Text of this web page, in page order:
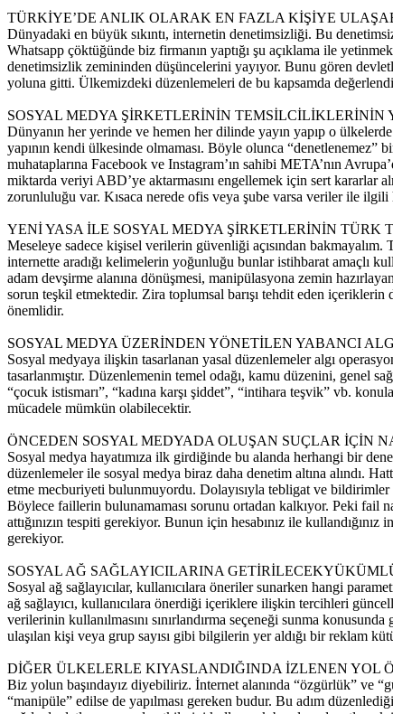
TÜRKİYE’DE ANLIK OLARAK EN FAZLA KİŞİYE
Dünyadaki en büyük sıkıntı, internetin denetimsizliği. Bu
Whatsapp çöktüğünde biz firmanın yaptığı şu açıklama ile
denetimsizlik zemininden düşüncelerini yayıyor. Bunu gören
yoluna gitti. Ülkemizdeki düzenlemeleri de bu kapsamda
SOSYAL MEDYA ŞİRKETLERİNİN
Dünyanın her yerinde ve hemen her dilinde yayın yapıp o
yapının kendi ülkesinde olmaması. Böyle olunca “denetlenemez”
muhataplarına Facebook ve Instagram’ın sahibi META’nın
miktarda veriyi ABD’ye aktarmasını engellemek için sert kararlar
zorunluluğu var. Kısaca nerede ofis veya şube varsa veriler ile
YENİ YASA İLE SOSYAL MEDYA ŞİRKETLERİNİN
Meseleye sadece kişisel verilerin güvenliği açısından
internette aradığı kelimelerin yoğunluğu bunlar istihbarat amaçlı
adam devşirme alanına dönüşmesi, manipülasyona zemin
sorun teşkil etmektedir. Zira toplumsal barışı tehdit eden
önemlidir.
SOSYAL MEDYA ÜZERİNDEN YÖNETİLEN YABANCI
Sosyal medyaya ilişkin tasarlanan yasal düzenlemeler algı
tasarlanmıştır. Düzenlemenin temel odağı, kamu düzenini, genel
“çocuk istismarı”, “kadına karşı şiddet”, “intihara teşvik” vb.
mücadele mümkün olabilecektir.
ÖNCEDEN SOSYAL MEDYADA OLUŞAN SUÇLAR İÇİN
Sosyal medya hayatımıza ilk girdiğinde bu alanda herhangi bir
düzenlemeler ile sosyal medya biraz daha denetim altına alındı.
etme mecburiyeti bulunmuyordu. Dolayısıyla tebligat ve bildirimler
Böylece faillerin bulunamaması sorunu ortadan kalkıyor. Peki fail
attığınızın tespiti gerekiyor. Bunun için hesabınız ile
gerekiyor.
SOSYAL AĞ SAĞLAYICILARINA
Sosyal ağ sağlayıcılar, kullanıcılara öneriler sunarken hangi
ağ sağlayıcı, kullanıcılara önerdiği içeriklere ilişkin tercihleri
verilerinin kullanılmasını sınırlandırma seçeneği sunma
ulaşılan kişi veya grup sayısı gibi bilgilerin yer aldığı bir reklam
DİĞER ÜLKELERLE KIYASLANDIĞINDA İZLENEN YOL
Biz yolun başındayız diyebiliriz. İnternet alanında “özgürlük” ve
“manipüle” edilse de yapılması gereken budur. Bu adım